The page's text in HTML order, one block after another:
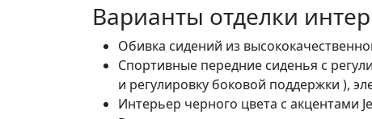
Варианты отделки
Обивка сидений из
Спортивные передние сиденья с
и регулировку боковой поддержки ),
Интерьер черного цвета c акцентами